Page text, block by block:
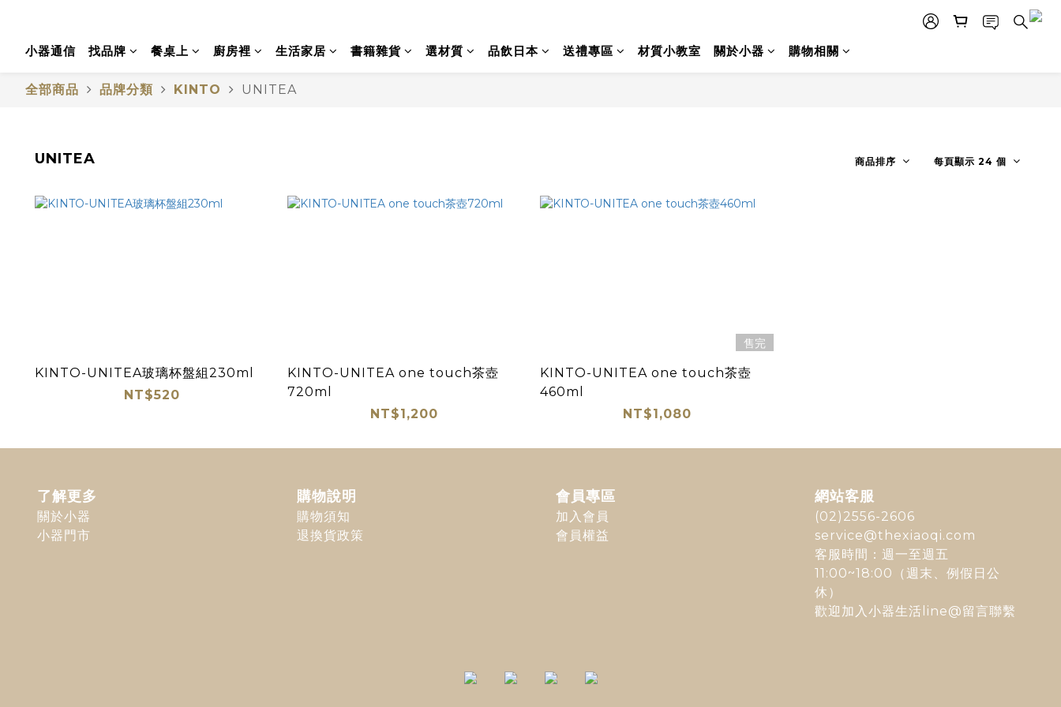
小器通信 找品牌 餐桌上 廚房裡 生活家居 書籍雜貨 選材質 品飲日本 送禮專區 材質小教室 關於小器 購物相關
全部商品 品牌分類 KINTO UNITEA
UNITEA 商品排序 每頁顯示 24 個
KINTO-UNITEA玻璃杯盤組230ml
NT$520
KINTO-UNITEA one touch茶壺
720ml
NT$1,200
售完
KINTO-UNITEA one touch茶壺
460ml
NT$1,080
了解更多
關於小器
小器門市
購物說明
購物須知
退換貨政策
會員專區
加入會員
會員權益
網站客服
(02)2556-2606
service@thexiaoqi.com
客服時間：週一至週五
11:00~18:00（週末、例假日公
休）
歡迎加入 小器生活line@留言聯繫